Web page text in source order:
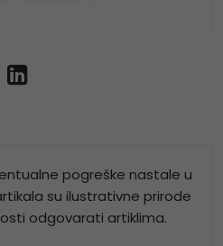
pogreške nastale u
su ilustrativne prirode
odgovarati artiklima.